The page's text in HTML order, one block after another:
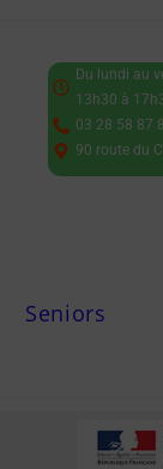
Du lundi au
13h30 à
03 28 58 87
90 route du
Seniors